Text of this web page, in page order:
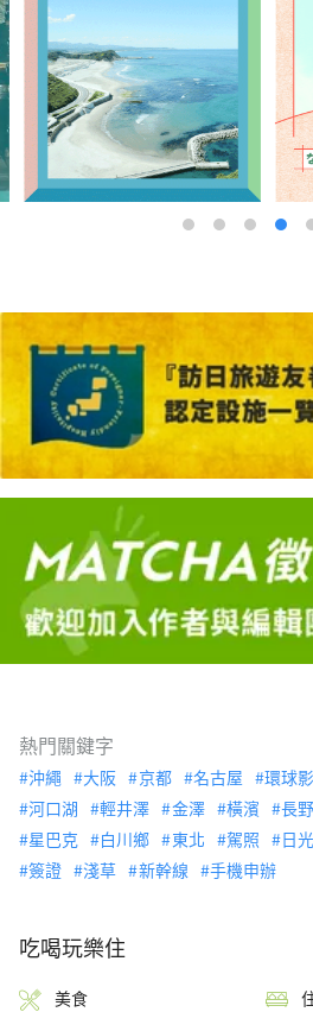
熱門關鍵字
沖繩 大阪 京都 名古屋 環球
河口湖
輕井澤 金澤 橫濱 長野
星巴克
白川鄉 東北 駕照 日光
簽證
淺草 新幹線 手機申辦
吃喝玩樂住
美食